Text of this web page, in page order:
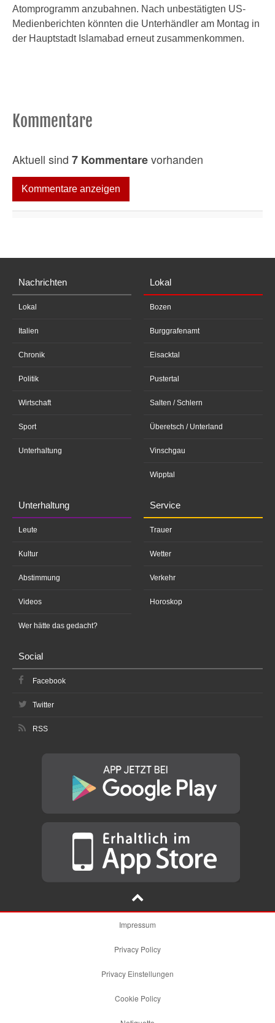
Atomprogramm anzubahnen. Nach unbestätigten US-
Medienberichten könnten die Unterhändler am Montag in
der Hauptstadt Islamabad erneut zusammenkommen.
Kommentare
Aktuell sind 7 Kommentarevorhanden
Kommentare anzeigen
Nachrichten
Lokal
Italien
Chronik
Politik
Wirtschaft
Sport
Unterhaltung
Lokal
Bozen
Burggrafenamt
Eisacktal
Pustertal
Salten / Schlern
Überetsch / Unterland
Vinschgau
Wipptal
Unterhaltung
Leute
Kultur
Abstimmung
Videos
Wer hätte das gedacht?
Service
Trauer
Wetter
Verkehr
Horoskop
Social
Facebook
Twitter
RSS
Impressum
Privacy Policy
Privacy Einstellungen
Cookie Policy